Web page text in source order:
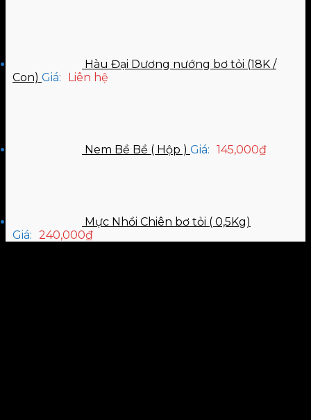
Hàu Đại Dương nướng bơ tỏi (18K /
Con) Giá: Liên hệ
Nem Bề Bề ( Hộp ) Giá: 145,000₫
Mực Nhồi Chiên bơ tỏi ( 0,5Kg)
Giá: 240,000₫